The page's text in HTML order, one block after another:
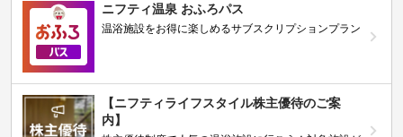
ニフティ温泉 おふろパス
温浴施設をお得に楽しめるサブスクリプションプラン
【ニフティライフスタイル株主優待のご案
内】